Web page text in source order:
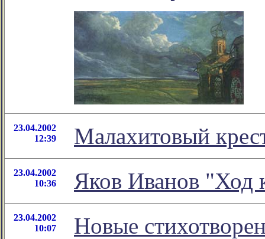
23.04.2002
12:39
Малахитовый
23.04.2002
10:36
Яков Иванов "Ход
23.04.2002
10:07
Новые